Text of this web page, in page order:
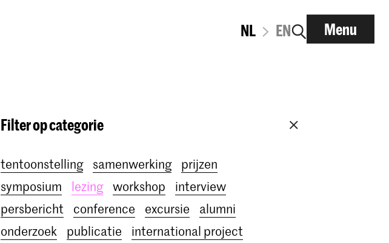
NL EN Menu
Filter op categorie
tentoonstelling samenwerking
prijzen
symposium
lezing workshop
interview
persbericht
conference excursie
alumni
onderzoek
publicatie
international project